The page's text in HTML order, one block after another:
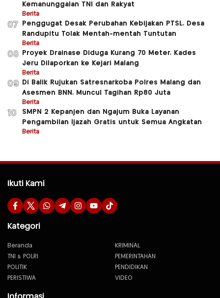
Kemanunggalan TNI dan Rakyat
Berita
07
Penggugat Desak Perubahan Kebijakan PTSL, Desa
Randupitu Tolak Mentah-mentah Tuntutan
Berita
08
Proyek Drainase Diduga Kurang 70 Meter, Kades
Jeru Dilaporkan ke Kejari Malang
Berita
09
Di Balik Rujukan Satresnarkoba Polres Malang dan
Asesmen BNN, Muncul Tagihan Rp80 Juta
Berita
10
SMPN 2 Kepanjen dan Ngajum Buka Layanan
Pengambilan Ijazah Gratis untuk Semua Angkatan
Berita
Ikuti Kami
Kategori
Beranda
KRIMINAL
TNI & POLRI
PEMERINTAHAN
POLITIK
PENDIDIKAN
PERISTIWA
VIDEO